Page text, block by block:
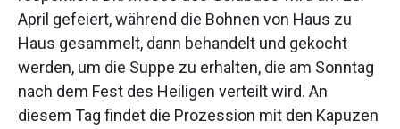
April gefeiert, während die Bohnen von Haus zu
Haus gesammelt, dann behandelt und gekocht
werden, um die Suppe zu erhalten, die am Sonntag
nach dem Fest des Heiligen verteilt wird. An
diesem Tag findet die Prozession mit den Kapuzen